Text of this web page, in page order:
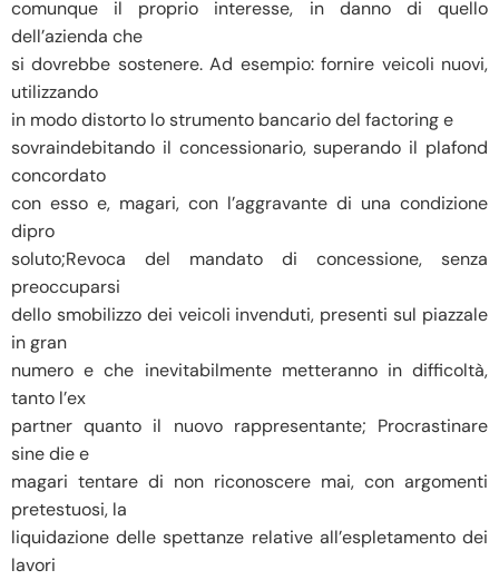
comunque il proprio interesse, in danno di quello
dell’azienda che
si dovrebbe sostenere. Ad esempio: fornire veicoli nuovi,
utilizzando
in modo distorto lo strumento bancario del factoring e
sovraindebitando il concessionario, superando il plafond
concordato
con esso e, magari, con l’aggravante di una condizione
dipro
soluto;Revoca del mandato di concessione, senza
preoccuparsi
dello smobilizzo dei veicoli invenduti, presenti sul piazzale
in gran
numero e che inevitabilmente metteranno in difficoltà,
tanto l’ex
partner quanto il nuovo rappresentante; Procrastinare
sine die e
magari tentare di non riconoscere mai, con argomenti
pretestuosi, la
liquidazione delle spettanze relative all’espletamento dei
lavori